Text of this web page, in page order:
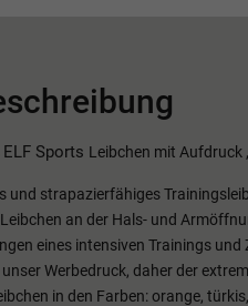
ELF Sports Leibchen mit Aufdruck
und strapazierfähiges
an der Hals- und
eines intensiven Trainings
Werbedruck, daher der
in den Farben: orange,